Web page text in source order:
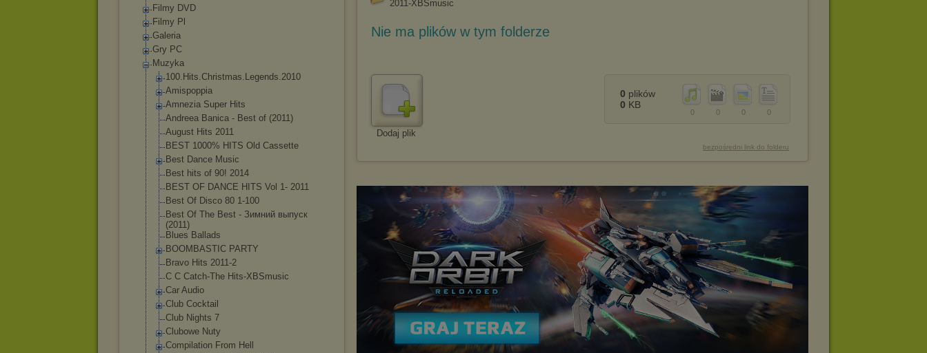
Filmy DVD
Filmy Pl
Galeria
Gry PC
Muzyka
100.Hits.Christmas.Legends.2010
Amispoppia
Amnezia Super Hits
Andreea Banica - Best of (2011)
August Hits 2011
BEST 1000% HITS Old Cassette
Best Dance Music
Best hits of 90! 2014
BEST OF DANCE HITS Vol 1- 2011
Best Of Disco 80 1-100
Best Of The Best - Зимний выпуск
(2011)
Blues Ballads
BOOMBASTIC PARTY
Bravo Hits 2011-2
C C Catch-The Hits-XBSmusic
Car Audio
Club Cocktail
Club Nights 7
Clubowe Nuty
Compilation From Hell
2011-XBSmusic
Nie ma plików w tym folderze
Dodaj plik
0
0
0
0
0 plików
0 KB
bezpośredni link do folderu